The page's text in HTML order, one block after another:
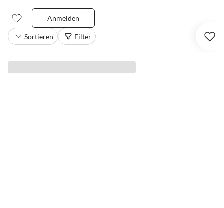
Anmelden
Sortieren Filter